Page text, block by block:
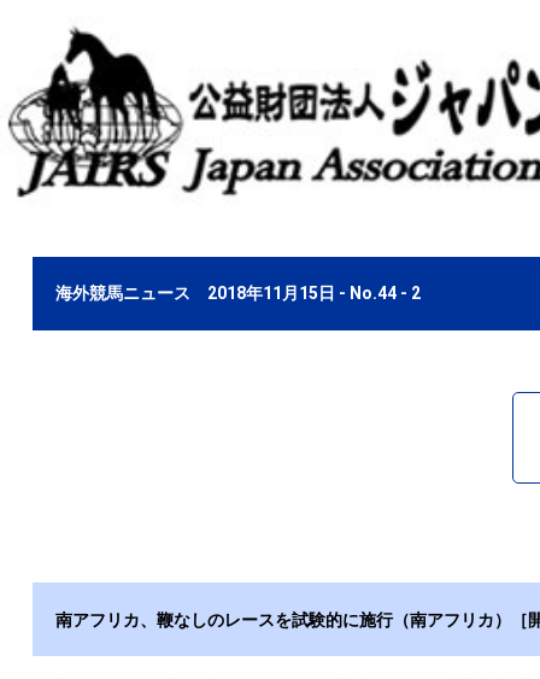
海外競馬ニュース 2018年11月15日 - No.44 - 2
南アフリカ、鞭なしのレースを試験的に施行（南アフリカ）［